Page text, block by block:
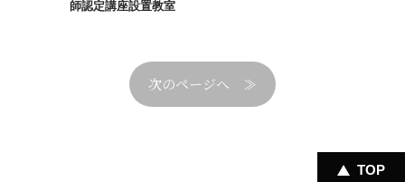
師認定講座設置教室
≫
TOP